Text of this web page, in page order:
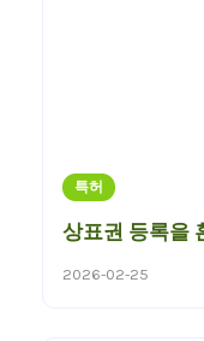
특허
상표권 등록을
2026-02-25